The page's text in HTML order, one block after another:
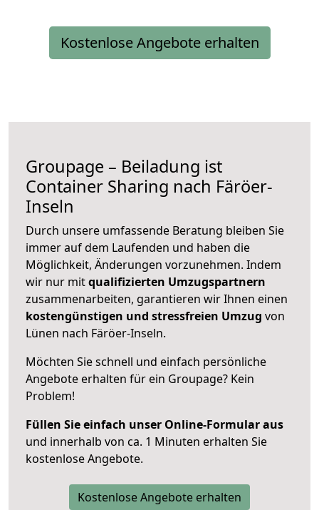
Kostenlose Angebote erhalten
Groupage – Beiladung ist
Container Sharing nach Färöer-
Inseln
Durch unsere umfassende Beratung bleiben Sie
immer auf dem Laufenden und haben die
Möglichkeit, Änderungen vorzunehmen. Indem
wir nur mitqualifizierten Umzugspartnern
zusammenarbeiten, garantieren wir Ihnen einen
kostengünstigen und stressfreien Umzug von
Lünen nach Färöer-Inseln.
Möchten Sie schnell und einfach persönliche
Angebote erhalten für ein Groupage? Kein
Problem!
Füllen Sie einfach unser Online-Formular aus
und innerhalb von ca. 1 Minuten erhalten Sie
kostenlose Angebote.
Kostenlose Angebote erhalten